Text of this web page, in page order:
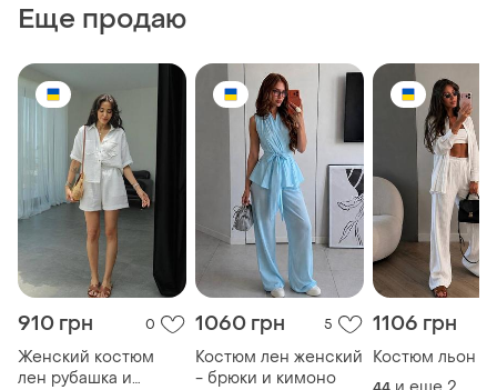
Еще продаю
910 грн 0
Женский костюм
лен рубашка и
1060 грн 5
Костюм лен женский
- брюки и кимоно
1106 грн
Костюм льон